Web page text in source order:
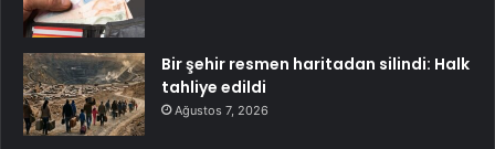
Bir şehir resmen haritadan silindi: Halk
tahliye edildi
Ağustos 7, 2026